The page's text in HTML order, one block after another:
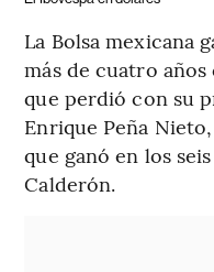
La Bolsa mexicana
más de cuatro
que perdió con su
Enrique Peña
que ganó en los
Calderón.